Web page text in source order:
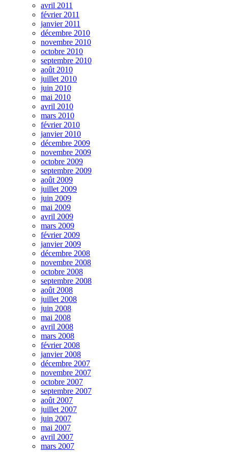
avril 2011
février 2011
janvier 2011
décembre 2010
novembre 2010
octobre 2010
septembre 2010
août 2010
juillet 2010
juin 2010
mai 2010
avril 2010
mars 2010
février 2010
janvier 2010
décembre 2009
novembre 2009
octobre 2009
septembre 2009
août 2009
juillet 2009
juin 2009
mai 2009
avril 2009
mars 2009
février 2009
janvier 2009
décembre 2008
novembre 2008
octobre 2008
septembre 2008
août 2008
juillet 2008
juin 2008
mai 2008
avril 2008
mars 2008
février 2008
janvier 2008
décembre 2007
novembre 2007
octobre 2007
septembre 2007
août 2007
juillet 2007
juin 2007
mai 2007
avril 2007
mars 2007